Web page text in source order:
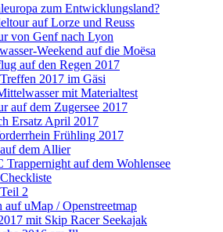
zum Entwicklungsland?
auf Lorze und Reuss
von Genf nach Lyon
Weekend auf die Moësa
auf den Regen 2017
2017 im Gäsi
mit Materialtest
auf dem Zugersee 2017
Ersatz April 2017
Frühling 2017
dem Allier
auf dem Wohlensee
2
auf uMap / Openstreetmap
mit Skip Racer Seekajak